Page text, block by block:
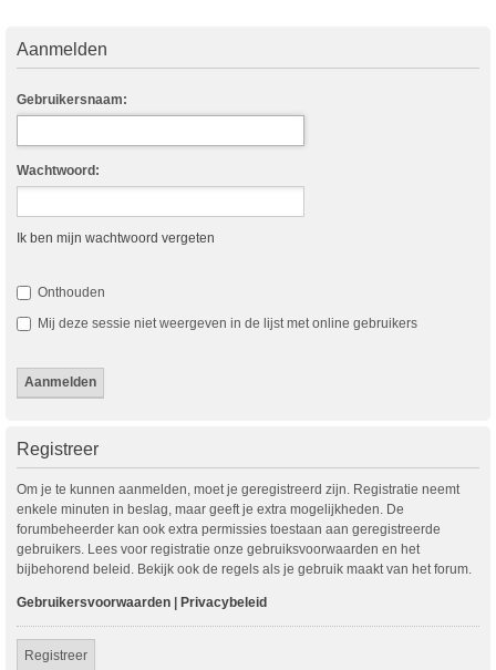
Aanmelden
Gebruikersnaam:
Wachtwoord:
Ik ben mijn wachtwoord vergeten
Onthouden
Mij deze sessie niet weergeven in de lijst met online gebruikers
Registreer
Om je te kunnen aanmelden, moet je geregistreerd zijn. Registratie neemt
enkele minuten in beslag, maar geeft je extra mogelijkheden. De
forumbeheerder kan ook extra permissies toestaan aan geregistreerde
gebruikers. Lees voor registratie onze gebruiksvoorwaarden en het
bijbehorend beleid. Bekijk ook de regels als je gebruik maakt van het forum.
Gebruikersvoorwaarden | Privacybeleid
Registreer